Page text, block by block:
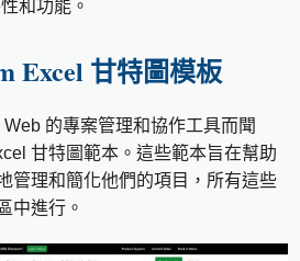
和功能。
Excel 甘特圖模板
的專案管理和協作工具而聞
甘特圖範本。這些範本旨在幫助
管理和簡化他們的項目，所有這些
中進行。